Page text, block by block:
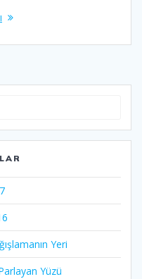
Yeri
Yüzü